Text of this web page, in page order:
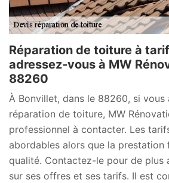
Réparation de toiture à
adressez-vous à MW
88260
À Bonvillet, dans le 88260, si
réparation de toiture, MW
professionnel à contacter. Les
abordables alors que la prestation
qualité. Contactez-le pour de plus
sur ses offres et ses tarifs. Il est